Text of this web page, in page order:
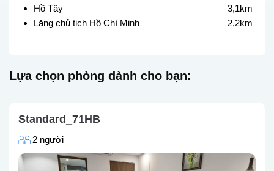
Hồ Tây
3,1km
Lăng chủ tịch Hồ Chí Minh
2,2km
Lựa chọn phòng dành cho bạn:
Standard_71HB
2 người